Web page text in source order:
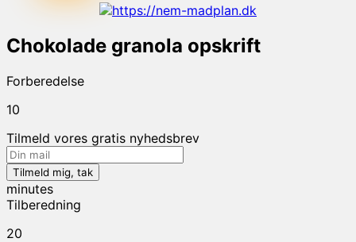
Chokolade granola opskrift
Forberedelse
10
Tilmeld vores gratis nyhedsbrev
minutes
Tilberedning
20